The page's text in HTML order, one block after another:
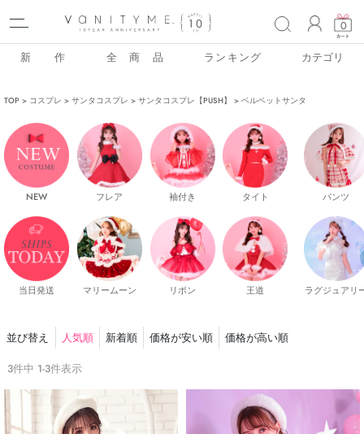
0
新 作 全 商 品 ランキング カテゴリ
TOP コスプレ サンタコスプレ サンタコスプレ【PUSH】 ベルベットサンタ
NEW
当日発送
フレア
マリームーン
袖付き
リボン
タイト
王道
パンツ
ラグジュアリ
並び替え 人気順 新着順 価格が安い順
価格が高い順
3件中 1-3件表示